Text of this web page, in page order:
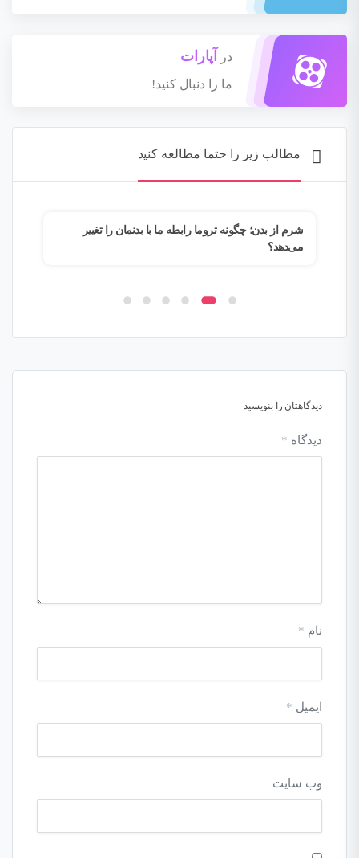
در آپارات
ما را دنبال کنید!
مطالب زیر را حتما مطالعه کنید
شرم از بدن؛ چگونه تروما رابطه ما با بدنمان را تغییر
می‌دهد؟
دیدگاهتان را بنویسید
دیدگاه *
نام *
ایمیل *
وب‌ سایت